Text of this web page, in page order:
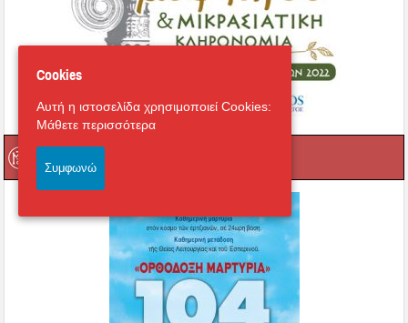
Cookies
Αυτή η ιστοσελίδα χρησιμοποιεί Cookies:
Μάθετε περισσότερα
Συμφωνώ